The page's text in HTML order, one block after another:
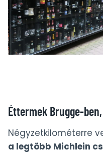
Éttermek Brugge-
Négyzetkilométerre
a legtöbb Michlein